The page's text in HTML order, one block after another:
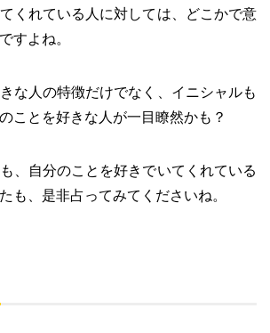
くれている人に対しては、どこかで意
すよね。
な人の特徴だけでなく、イニシャルも
ことを好きな人が一目瞭然かも？
、自分のことを好きでいてくれている
も、是非占ってみてくださいね。